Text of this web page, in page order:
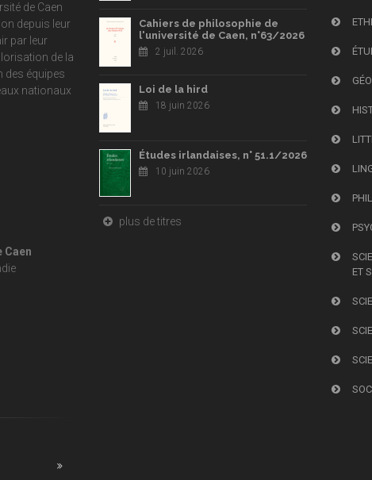
de Caen
depuis leur
par leur
de la
des équipes
nationaux
Caen
Cahiers de philosophie de
l'université de Caen, n°63/2026
2 juil. 2026
Loi de la hird
18 juin 2026
Études irlandaises, n° 51.1/2026
10 juin 2026
plus de titres
ET